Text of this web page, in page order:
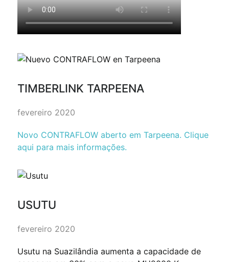
TIMBERLINK TARPEENA
fevereiro 2020
Novo CONTRAFLOW aberto em Tarpeena. Clique
aqui para mais informações.
USUTU
fevereiro 2020
Usutu na Suazilândia aumenta a capacidade de